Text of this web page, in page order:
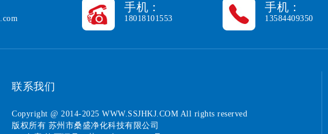
手机：
18018101553
手机：
13584409350
联系我们
Copyright @ 2014-2025 WWW.SSJHKJ.COM All rights reserved
版权所有 苏州市桑盛净化科技有限公司